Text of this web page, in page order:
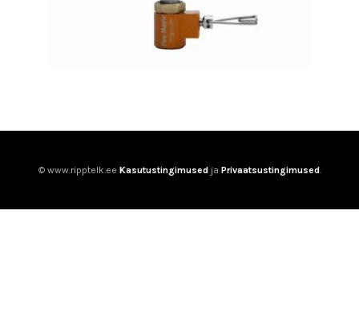
© www.ripptelk.ee Kasutustingimusedja Privaatsustingimused.